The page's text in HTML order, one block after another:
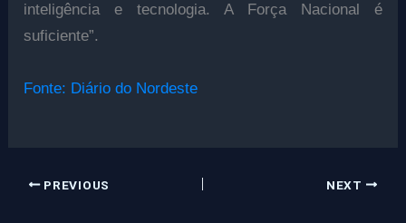
inteligência e tecnologia. A Força Nacional é
suficiente”.
Fonte: Diário do Nordeste
PREVIOUS NEXT